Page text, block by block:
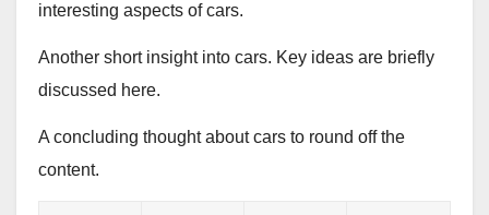
interesting aspects of cars.
Another short insight into cars. Key ideas are briefly
discussed here.
A concluding thought about cars to round off the
content.